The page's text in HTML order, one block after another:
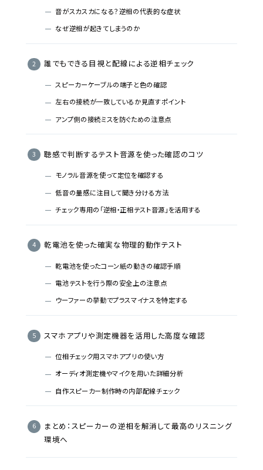
音がスカスカになる？逆相の代表的な症状
なぜ逆相が起きてしまうのか
誰でもできる目視と配線による逆相チェック
スピーカーケーブルの端子と色の確認
左右の接続が一致しているか見直すポイント
アンプ側の接続ミスを防ぐための注意点
聴感で判断するテスト音源を使った確認のコツ
モノラル音源を使って定位を確認する
低音の量感に注目して聞き分ける方法
チェック専用の「逆相・正相テスト音源」を活用する
乾電池を使った確実な物理的動作テスト
乾電池を使ったコーン紙の動きの確認手順
電池テストを行う際の安全上の注意点
ウーファーの挙動でプラスマイナスを特定する
スマホアプリや測定機器を活用した高度な確認
位相チェック用スマホアプリの使い方
オーディオ測定機やマイクを用いた詳細分析
自作スピーカー制作時の内部配線チェック
まとめ：スピーカーの逆相を解消して最高のリスニング
環境へ